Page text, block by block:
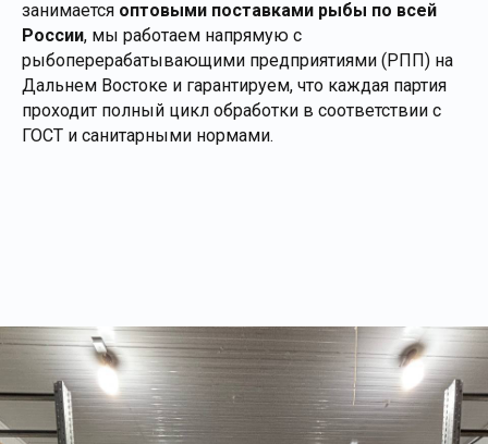
занимается оптовыми поставками рыбы по всей
России, мы работаем напрямую с
рыбоперерабатывающими предприятиями (РПП) на
Дальнем Востоке и гарантируем, что каждая партия
проходит полный цикл обработки в соответствии с
ГОСТ и санитарными нормами.